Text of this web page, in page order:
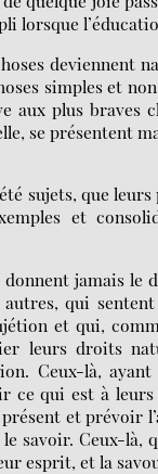
lorsque
deviennent
simples et
aux plus braves
se présentent
sujets, que
et
jamais
qui
et qui,
leurs droits
Ceux-là,
ce qui est à
et prévoir
savoir. Ceux-
esprit, et la